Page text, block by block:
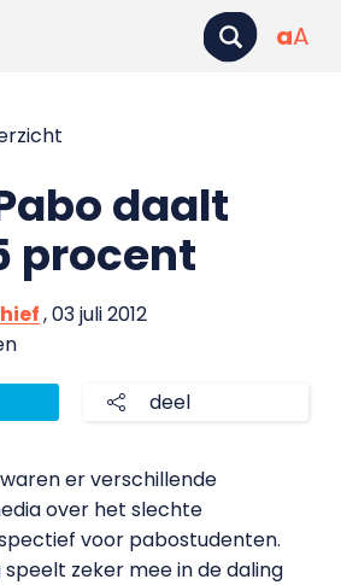
aA
daalt
procent
, 03 juli 2012
deel
er verschillende
over het slechte
voor pabostudenten.
zeker mee in de daling